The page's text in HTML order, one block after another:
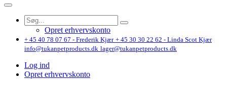
Opret erhvervskonto
+ 45 40 78 07 67 - Frederik Kjær + 45 30 30 22 62 - Linda Scot Kjær
info@tukanpetproducts.dk lager@tukanpetproducts.dk
Log ind
Opret erhvervskonto